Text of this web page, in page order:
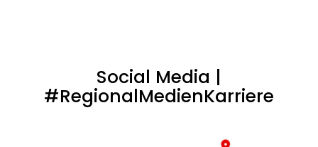
Social Media |
#RegionalMedienKarriere